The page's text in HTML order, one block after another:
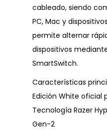
cableado, siendo
PC, Mac y
permite alternar
dispositivos
SmartSwitch.
Características
Edición White oficial
Tecnología Razer
Gen-2